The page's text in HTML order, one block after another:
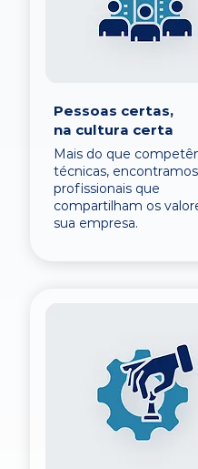
Pessoas certas,
na cultura certa
Mais do que
técnicas, encontramos
profissionais que
compartilham os
sua empresa.